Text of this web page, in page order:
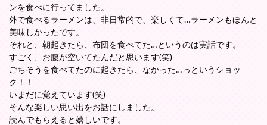
ンを食べに行ってました。
外で食べるラーメンは、非日常的で、楽しくて…ラーメンもほんと
美味しかったです。
それと、朝起きたら、布団を食べてた…というのは実話です。
すごく、お腹が空いてたんだと思います(笑)
ごちそうを食べてたのに起きたら、なかった…っというショッ
ク！！
いまだに覚えています(笑)
そんな楽しい思い出をお話にしました。
読んでもらえると嬉しいです。